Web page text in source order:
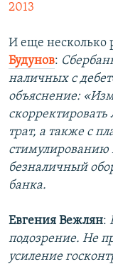
2013
И еще несколько
Будунов:
наличных с
объяснение:
трат, а также с
стимулированию
безналичный
банка.
Евгения Вежлян:
подозрение. Не
усиление